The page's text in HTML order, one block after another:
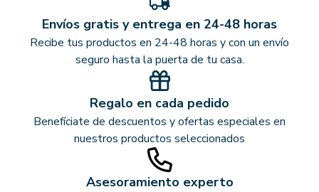
Envíos gratis y entrega en 24-48 horas
Recibe tus productos en 24-48 horas y con un envío
seguro hasta la puerta de tu casa.
Regalo en cada pedido
Benefíciate de descuentos y ofertas especiales en
nuestros productos seleccionados
Asesoramiento experto